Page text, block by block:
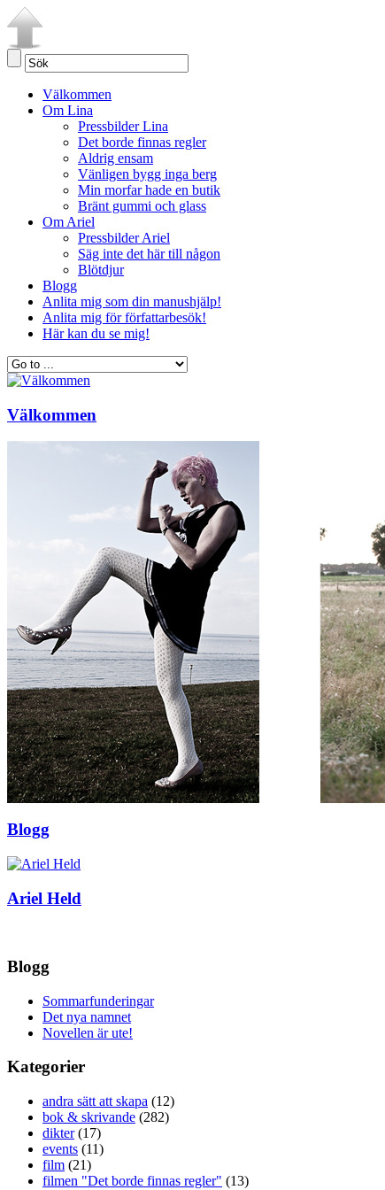
Välkommen
Om Lina
Pressbilder Lina
Det borde finnas regler
Aldrig ensam
Vänligen bygg inga berg
Min morfar hade en butik
Bränt gummi och glass
Om Ariel
Pressbilder Ariel
Säg inte det här till någon
Blötdjur
Blogg
Anlita mig som din manushjälp!
Anlita mig för författarbesök!
Här kan du se mig!
Välkommen
Blogg
Ariel Held
Blogg
Sommarfunderingar
Det nya namnet
Novellen är ute!
Kategorier
andra sätt att skapa (12)
bok & skrivande (282)
dikter(17)
events (11)
film (21)
filmen "Det borde finnas regler" (13)